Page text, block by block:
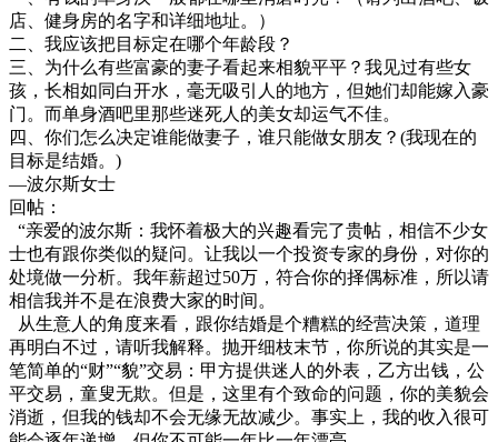
店、健身房的名字和详细地址。）
二、我应该把目标定在哪个年龄段？
三、为什么有些富豪的妻子看起来相貌平平？我见过有些女
孩，长相如同白开水，毫无吸引人的地方，但她们却能嫁入豪
门。而单身酒吧里那些迷死人的美女却运气不佳。
四、你们怎么决定谁能做妻子，谁只能做女朋友？(我现在的
目标是结婚。)
—波尔斯女士
回帖：
“亲爱的波尔斯：我怀着极大的兴趣看完了贵帖，相信不少女
士也有跟你类似的疑问。让我以一个投资专家的身份，对你的
处境做一分析。我年薪超过50万，符合你的择偶标准，所以请
相信我并不是在浪费大家的时间。
从生意人的角度来看，跟你结婚是个糟糕的经营决策，道理
再明白不过，请听我解释。抛开细枝末节，你所说的其实是一
笔简单的“财”“貌”交易：甲方提供迷人的外表，乙方出钱，公
平交易，童叟无欺。但是，这里有个致命的问题，你的美貌会
消逝，但我的钱却不会无缘无故减少。事实上，我的收入很可